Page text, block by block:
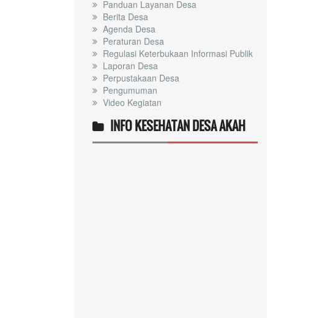
Panduan Layanan Desa
Berita Desa
Agenda Desa
Peraturan Desa
Regulasi Keterbukaan Informasi Publik
Laporan Desa
Perpustakaan Desa
Pengumuman
Video Kegiatan
INFO KESEHATAN DESA AKAH